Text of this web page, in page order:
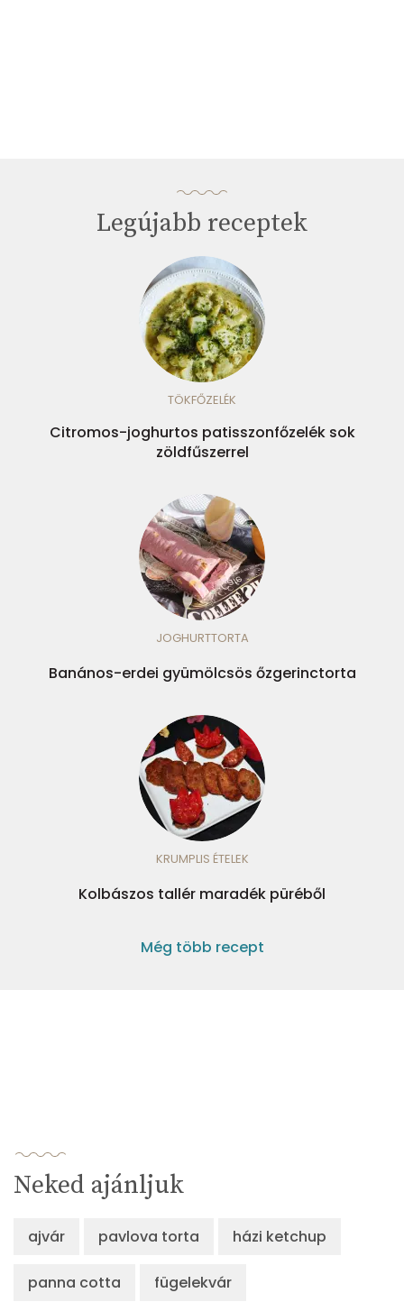
Legújabb receptek
TÖKFŐZELÉK
Citromos-joghurtos patisszonfőzelék sok
zöldfűszerrel
JOGHURTTORTA
Banános-erdei gyümölcsös őzgerinctorta
KRUMPLIS ÉTELEK
Kolbászos tallér maradék püréből
Még több recept
Neked ajánljuk
ajvár pavlova torta házi ketchup
panna cotta fügelekvár